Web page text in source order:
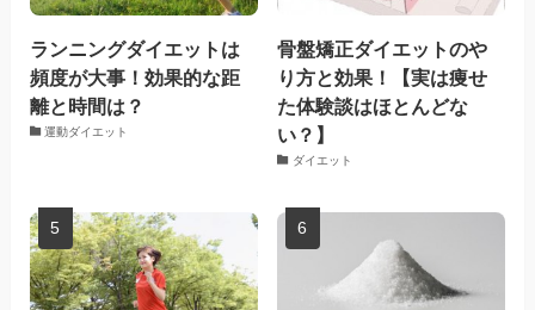
ランニングダイエットは
頻度が大事！効果的な距
離と時間は？
運動ダイエット
骨盤矯正ダイエットのや
り方と効果！【実は痩せ
た体験談はほとんどな
い？】
ダイエット